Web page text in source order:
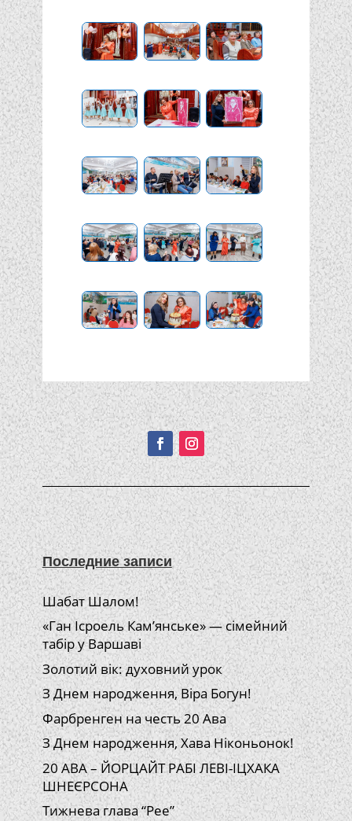
Подписывайтесь!
Последние записи
Шабат Шалом!
«Ган Ісроель Кам’янське» — сімейний
табір у Варшаві
Золотий вік: духовний урок
З Днем народження, Віра Богун!
Фарбренген на честь 20 Ава
З Днем народження, Хава Ніконьонок!
20 АВА – ЙОРЦАЙТ РАБІ ЛЕВІ-ІЦХАКА
ШНЕЄРСОНА
Тижнева глава “Рее”